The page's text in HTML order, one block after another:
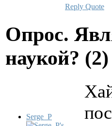
Reply Quote
Опрос.
наукой? (2)
Serge_P